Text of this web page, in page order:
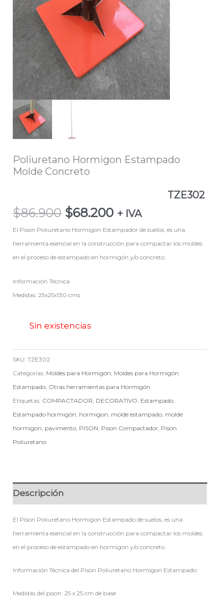
Poliuretano Hormigon Estampado
Molde Concreto
TZE302
$86.900
$86.900.
$68.200
$68.200.
+ IVA
El Pison Poliuretano Hormigon Estampador de suelos, es una
herramienta esencial en la construcción para compactar los moldes
en el proceso de estampado en hormigón y/o concreto.
Información Técnica
Medidas: 25x25x130 cms
Sin existencias
SKU:TZE302
Categorías: Moldes para Hormigón Moldes para Hormigón
Estampado Otras herramientas para Hormigón
Etiquetas: COMPACTADOR DECORATIVO Estampado
Estampado hormigón hormigon molde estampado molde
hormigon pavimento PISON Pison Compactador Pison
Poliuretano
Descripción
El Pison Poliuretano Hormigon Estampado de suelos, es una
herramienta esencial en la construcción para compactar los moldes
en el proceso de estampado en hormigón y/o concreto.
Información Técnica del Pison Poliuretano Hormigon Estampado:
Medidas del pison: 25 x 25 cm de base